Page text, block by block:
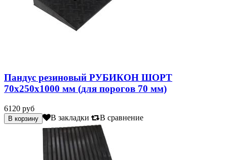
Пандус резиновый РУБИКОН ШОРТ
70х250х1000 мм (для порогов 70 мм)
6120 руб
В закладки В сравнение